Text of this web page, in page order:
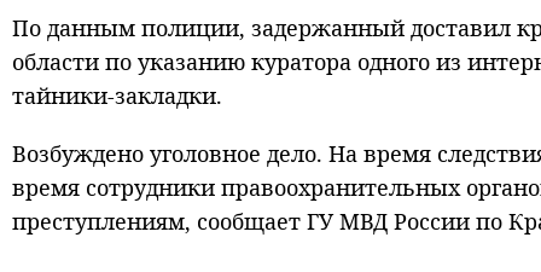
По данным полиции, задержанный доставил
области по указанию куратора одного из
тайники-закладки.
Возбуждено уголовное дело. На время
время сотрудники правоохранительных
преступлениям, сообщает ГУ МВД России по